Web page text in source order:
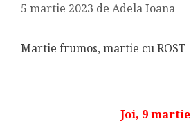
5 martie 2023 de Adela Ioana
Martie frumos, martie cu ROST
Joi, 9 martie